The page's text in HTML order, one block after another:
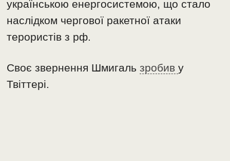
українською енергосистемою, що стало
наслідком чергової ракетної атаки
терористів з рф.
Своє звернення Шмигальзробиву
Твіттері.